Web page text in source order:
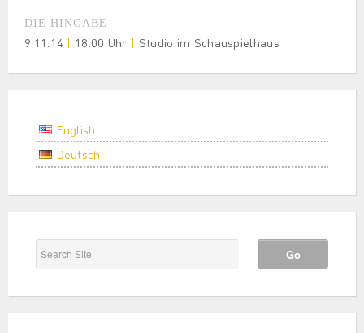
DIE HINGABE
9.11.14 | 18.00 Uhr | Studio im Schauspielhaus
English
Deutsch